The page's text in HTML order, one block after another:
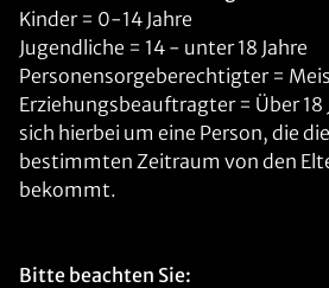
Kinder = 0-14 Jahre
Jugendliche = 14 - unter 18 Jahre
Personensorgeberechtigter =
Erziehungsbeauftragter = Über 18
sich hierbei um eine Person, die
bestimmten Zeitraum von den
bekommt.
Bitte beachten Sie: